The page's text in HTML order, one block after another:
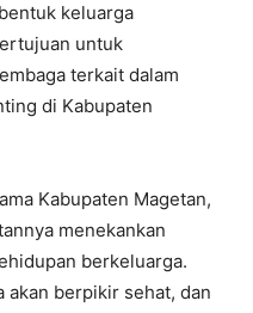
keluarga
untuk
terkait dalam
di Kabupaten
Kabupaten Magetan,
menekankan
berkeluarga.
akan berpikir sehat, dan